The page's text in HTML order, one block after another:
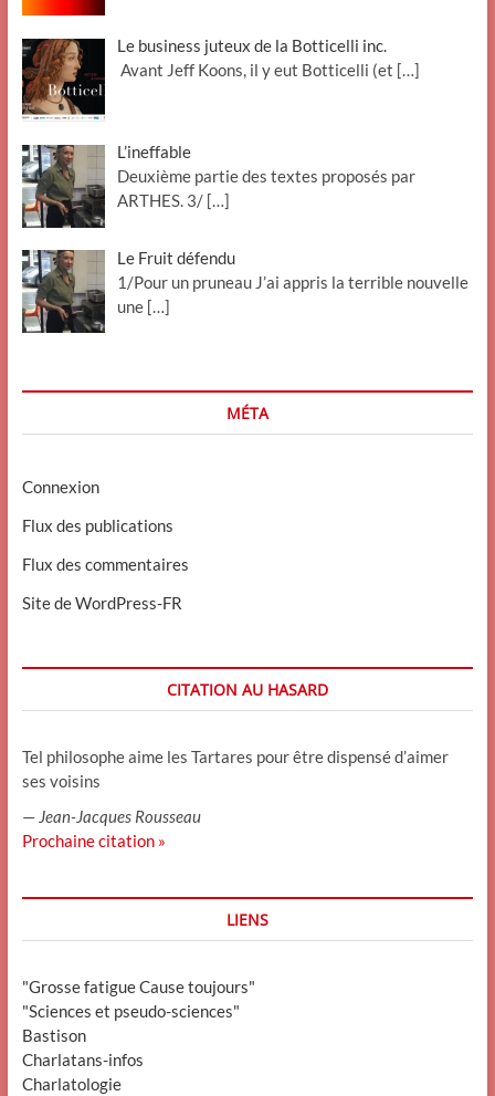
Le business juteux de la Botticelli inc.
Avant Jeff Koons, il y eut Botticelli (et […]
L’ineffable
Deuxième partie des textes proposés par
ARTHES. 3/ […]
Le Fruit défendu
1/Pour un pruneau J’ai appris la terrible nouvelle
une […]
MÉTA
Connexion
Flux des publications
Flux des commentaires
Site de WordPress-FR
CITATION AU HASARD
Tel philosophe aime les Tartares pour être dispensé d’aimer
ses voisins
— Jean-Jacques Rousseau
Prochaine citation »
LIENS
"Grosse fatigue Cause toujours"
"Sciences et pseudo-sciences"
Bastison
Charlatans-infos
Charlatologie